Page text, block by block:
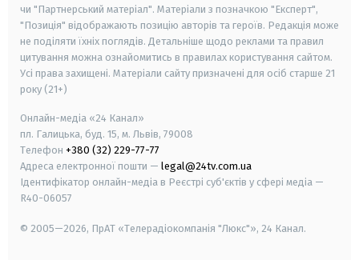
чи "Партнерський матеріал". Матеріали з позначкою "Експерт",
"Позиція" відображають позицію авторів та героїв. Редакція може
не поділяти їхніх поглядів. Детальніше щодо реклами та правил
цитування можна ознайомитись в правилах користування сайтом.
Усі права захищені. Матеріали сайту призначені для осіб старше 21
року (21+)
Онлайн-медіа «24 Канал»
пл. Галицька, буд. 15, м. Львів, 79008
Телефон +380 (32) 229-77-77
Адреса електронної пошти — legal@24tv.com.ua
Ідентифікатор онлайн-медіа в Реєстрі суб'єктів у сфері медіа —
R40-06057
© 2005—2026, ПрАТ «Телерадіокомпанія "Люкс"», 24 Канал.